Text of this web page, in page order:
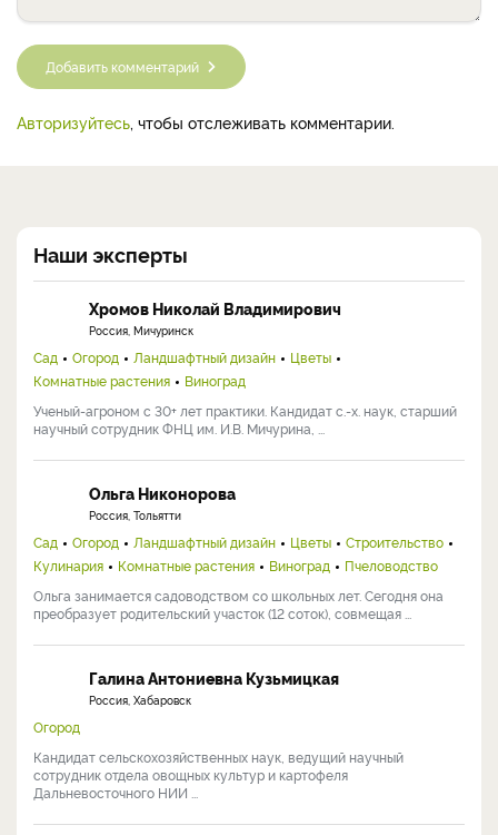
Добавить комментарий
Авторизуйтесь, чтобы отслеживать комментарии.
Наши эксперты
Хромов Николай Владимирович
Россия, Мичуринск
Сад Огород Ландшафтный дизайн
Цветы
Комнатные растения
Виноград
Ученый-агроном с 30+ лет практики. Кандидат с.-х. наук, старший
научный сотрудник ФНЦ им. И.В. Мичурина, ...
Ольга Никонорова
Россия, Тольятти
Сад Огород Ландшафтный дизайн Цветы
Строительство
Кулинария
Комнатные растения Виноград
Пчеловодство
Ольга занимается садоводством со школьных лет. Сегодня она
преобразует родительский участок (12 соток), совмещая ...
Галина Антониевна Кузьмицкая
Россия, Хабаровск
Огород
Кандидат сельскохозяйственных наук, ведущий научный
сотрудник отдела овощных культур и картофеля
Дальневосточного НИИ ...